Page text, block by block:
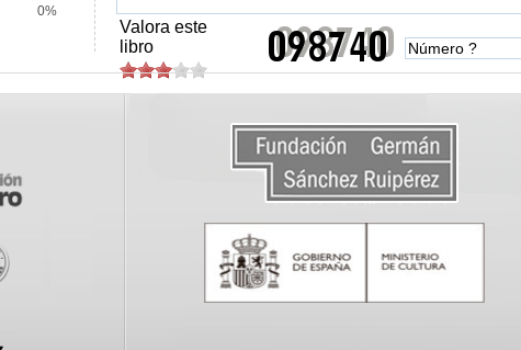
0%
Valora este
libro